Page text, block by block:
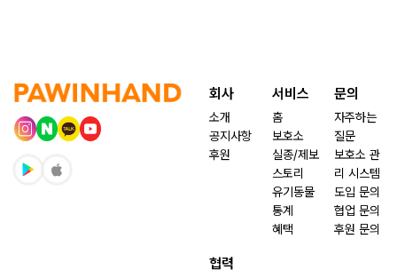
회사
소개
공지사항
후원
서비스
홈
보호소
실종/제보
스토리
유기동물
통계
혜택
문의
자주하는
질문
보호소 관
리 시스템
도입 문의
협업 문의
후원 문의
협력